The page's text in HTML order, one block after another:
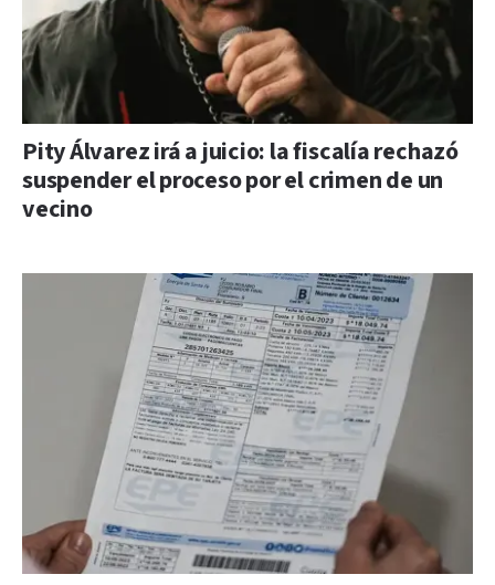
Pity Álvarez irá a juicio: la fiscalía rechazó
suspender el proceso por el crimen de un
vecino